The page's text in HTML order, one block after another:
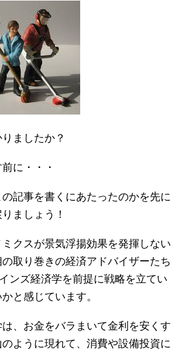
ましたか？
に・・・
記事を書くにあたったのかを先に
ましょう！
クスが景気浮揚効果を発揮しない
取り巻きの経済アドバイザーたち
ンズ経済学を前提に戦略を立てい
と感じています。
、お金をバラまいて金利を安くす
ように現れて、消費や設備投資に